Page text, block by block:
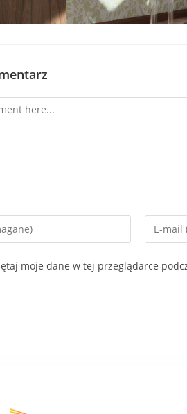
moje dane w tej przeglądarce